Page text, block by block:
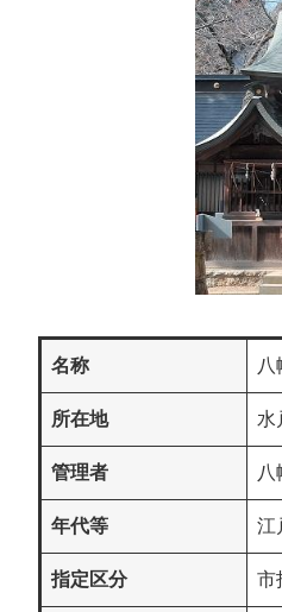
名称 八
所在地 水
管理者 八
年代等 江
指定区分 市